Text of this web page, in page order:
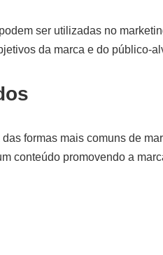
ser utilizadas no
da marca e do público-
formas mais comuns de
conteúdo promovendo a